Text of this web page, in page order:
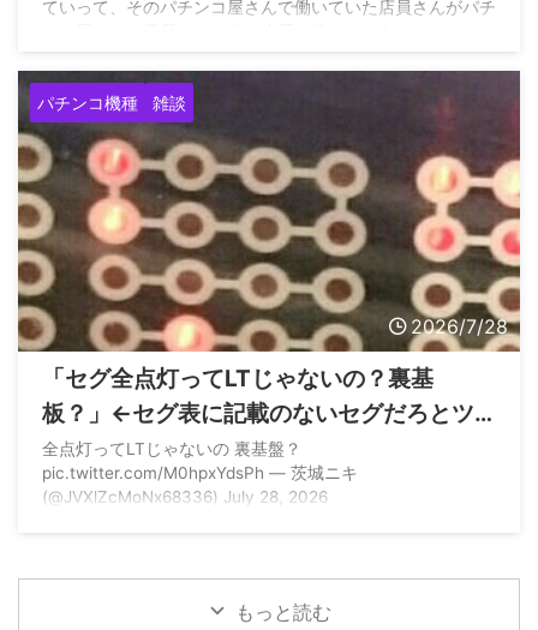
ていって、そのパチンコ屋さんで働いていた店員さんがパチ
(@kiichi__55) July 28, 2026
パチンコ機種 雑談
2026/7/28
「セグ全点灯ってLTじゃないの？裏基
板？」←セグ表に記載のないセグだろとツ
ッコまれる
全点灯ってLTじゃないの 裏基盤？
pic.twitter.com/M0hpxYdsPh — 茨城ニキ
(@JVXlZcMoNx68336) July 28, 2026
もっと読む